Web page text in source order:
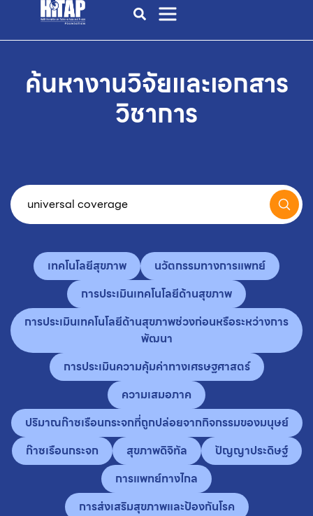
ค้นหางานวิจัยและเอกสาร
วิชาการ
เทคโนโลยีสุขภาพ
นวัตกรรมทางการแพทย์
การประเมินเทคโนโลยีด้านสุขภาพ
การประเมินเทคโนโลยีด้านสุขภาพช่วงก่อนหรือระหว่างการ
พัฒนา
การประเมินความคุ้มค่าทางเศรษฐศาสตร์
ความเสมอภาค
ปริมาณก๊าซเรือนกระจกที่ถูกปล่อยจากกิจกรรมของมนุษย์
ก๊าซเรือนกระจก
สุขภาพดิจิทัล
ปัญญาประดิษฐ์
การแพทย์ทางไกล
การส่งเสริมสุขภาพและป้องกันโรค